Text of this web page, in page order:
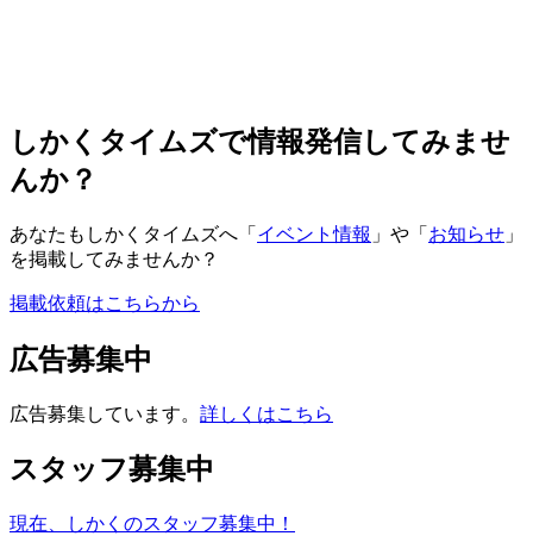
しかくタイムズで情報発信してみませ
んか？
あなたもしかくタイムズへ「 イベント情報 」や「 お知らせ 」
を掲載してみませんか？
掲載依頼はこちらから
広告募集中
広告募集しています。 詳しくはこちら
スタッフ募集中
現在、しかくのスタッフ募集中！